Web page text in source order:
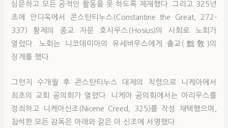
심문하고 모든 공적인 활동을 못 하도록 제재했다. 그리고 325년
초에 안디옥에서 콘스탄티누스(Constantine the Great, 272-
337) 황제의 종교 자문 호시우스(Hosius)의 사회로 노회가
열렀다. 노회는 니코데미아의 유세비우스에게 출교(黜敎)의
징계를 했다.
그런지 수개월 후 콘스탄티누스 대제의 칙령으로 니케아에서
최초의 교회 공의회가 열렸다. 니케아 공의회에서는 아리우스를
정죄하고 니케아신조(Nicene Creed, 325)를 작성 채택했으며,
참석한 모든 감독은 아래와 같은 이 신조에 서명했다.